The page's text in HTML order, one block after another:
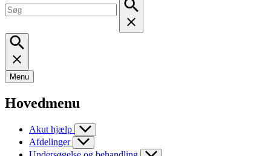
Menu
Hovedmenu
Akut hjælp
Afdelinger